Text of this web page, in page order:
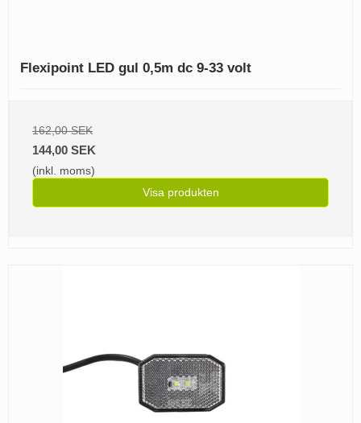
Flexipoint LED gul 0,5m dc 9-33 volt
162,00 SEK
144,00 SEK
(inkl. moms)
Visa produkten